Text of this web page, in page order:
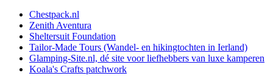
Chestpack.nl
Zenith Aventura
Sheltersuit Foundation
Tailor-Made Tours (Wandel- en hikingtochten in Ierland)
Glamping-Site.nl, dé site voor liefhebbers van luxe kamperen
Koala's Crafts patchwork